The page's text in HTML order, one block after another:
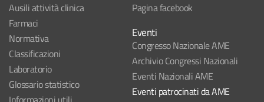
Ausili attività clinica
Farmaci
Normativa
Classificazioni
Laboratorio
Glossario statistico
Pagina facebook
Eventi
Congresso Nazionale AME
Archivio Congressi Nazionali
Eventi Nazionali AME
Eventi patrocinati da AME